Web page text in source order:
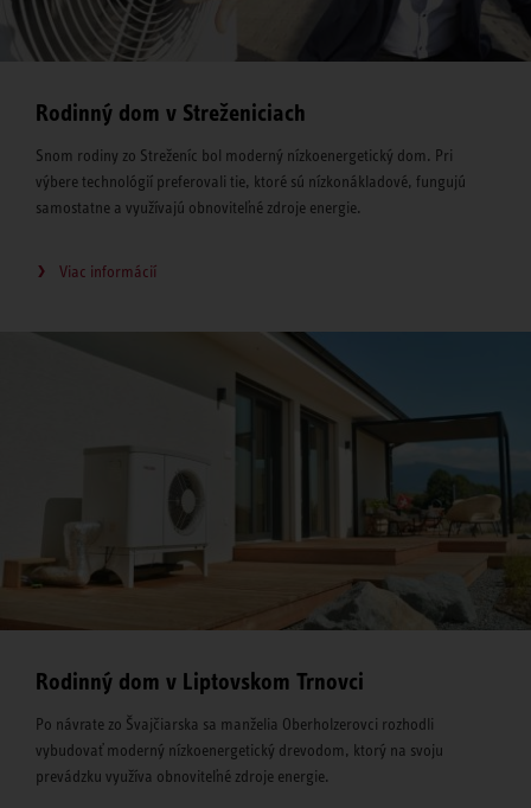
Rodinný dom v Streženiciach
Snom rodiny zo Streženíc bol moderný nízkoenergetický dom. Pri
výbere technológií preferovali tie, ktoré sú nízkonákladové, fungujú
samostatne a využívajú obnoviteľné zdroje energie.
Viac informácií
Rodinný dom v Liptovskom Trnovci
Po návrate zo Švajčiarska sa manželia Oberholzerovci rozhodli
vybudovať moderný nízkoenergetický drevodom, ktorý na svoju
prevádzku využíva obnoviteľné zdroje energie.